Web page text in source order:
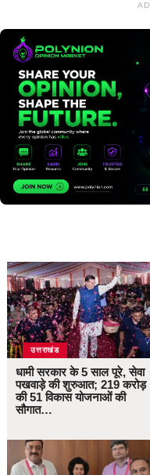
उत्तराखंड
धामी सरकार के 5 साल पूरे, सेवा
पखवाड़े की शुरुआत; 219 करोड़
की 51 विकास योजनाओं की
सौगात…